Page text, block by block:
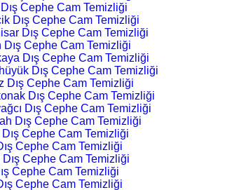
Cephe Cam Temizliği
Dış Cephe Cam Temizliği
Dış Cephe Cam Temizliği
Dış Cephe Cam Temizliği
Dış Cephe Cam Temizliği
Dış Cephe Cam Temizliği
Dış Cephe Cam Temizliği
Dış Cephe Cam Temizliği
Dış Cephe Cam Temizliği
Dış Cephe Cam Temizliği
Cephe Cam Temizliği
Cephe Cam Temizliği
Cephe Cam Temizliği
Cephe Cam Temizliği
Cephe Cam Temizliği